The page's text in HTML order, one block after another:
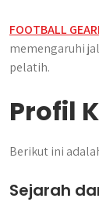
FOOTBALL
memengaruhi
pelatih.
Profil
Berikut ini
Sejarah